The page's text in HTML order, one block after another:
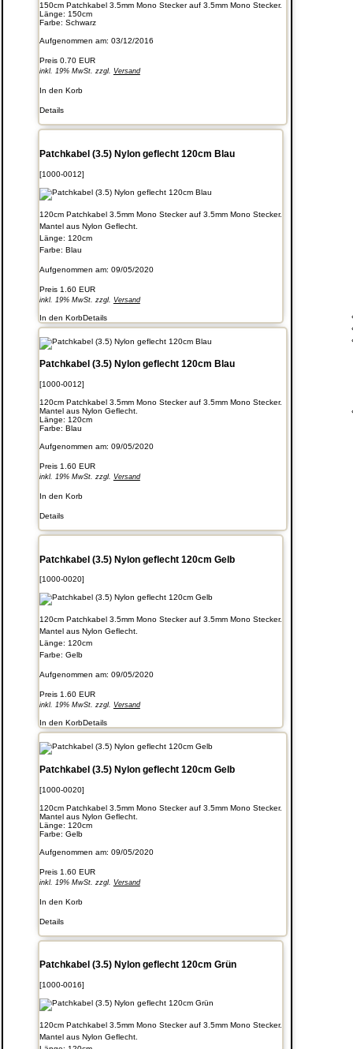
150cm Patchkabel 3.5mm Mono Stecker auf 3.5mm Mono Stecker.
Länge: 150cm
Farbe: Schwarz
Aufgenommen am: 03/12/2016
Preis 0.70 EUR
inkl. 19% MwSt. zzgl. Versand
In den Korb
Details
Patchkabel (3.5) Nylon geflecht 120cm Blau
[1000-0012]
120cm Patchkabel 3.5mm Mono Stecker auf 3.5mm Mono Stecker.
Mantel aus Nylon Geflecht.
Länge: 120cm
Farbe: Blau
Aufgenommen am: 09/05/2020
Preis 1.60 EUR
inkl. 19% MwSt. zzgl. Versand
In den KorbDetails
Patchkabel (3.5) Nylon geflecht 120cm Blau
[1000-0012]
120cm Patchkabel 3.5mm Mono Stecker auf 3.5mm Mono Stecker.
Mantel aus Nylon Geflecht.
Länge: 120cm
Farbe: Blau
Aufgenommen am: 09/05/2020
Preis 1.60 EUR
inkl. 19% MwSt. zzgl. Versand
In den Korb
Details
Patchkabel (3.5) Nylon geflecht 120cm Gelb
[1000-0020]
120cm Patchkabel 3.5mm Mono Stecker auf 3.5mm Mono Stecker.
Mantel aus Nylon Geflecht.
Länge: 120cm
Farbe: Gelb
Aufgenommen am: 09/05/2020
Preis 1.60 EUR
inkl. 19% MwSt. zzgl. Versand
In den KorbDetails
Patchkabel (3.5) Nylon geflecht 120cm Gelb
[1000-0020]
120cm Patchkabel 3.5mm Mono Stecker auf 3.5mm Mono Stecker.
Mantel aus Nylon Geflecht.
Länge: 120cm
Farbe: Gelb
Aufgenommen am: 09/05/2020
Preis 1.60 EUR
inkl. 19% MwSt. zzgl. Versand
In den Korb
Details
Patchkabel (3.5) Nylon geflecht 120cm Grün
[1000-0016]
120cm Patchkabel 3.5mm Mono Stecker auf 3.5mm Mono Stecker.
Mantel aus Nylon Geflecht.